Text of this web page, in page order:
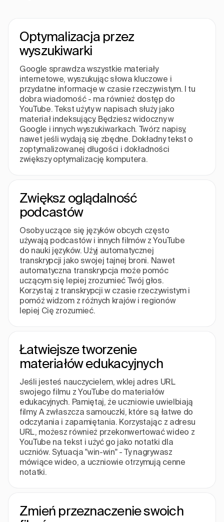
Optymalizacja przez
wyszukiwarki
Google sprawdza wszystkie materiały
internetowe, wyszukując słowa kluczowe i
przydatne informacje w czasie rzeczywistym. I tu
dobra wiadomość - ma również dostęp do
YouTube. Tekst użyty w napisach służy jako
materiał indeksujący. Będziesz widoczny w
Google i innych wyszukiwarkach. Twórz napisy,
nawet jeśli wydają się zbędne. Dokładny tekst o
zoptymalizowanej długości i dokładności
zwiększy optymalizację komputera.
Zwiększ oglądalność
podcastów
Osoby uczące się języków obcych często
używają podcastów i innych filmów z YouTube
do nauki języków. Użyj automatycznej
transkrypcji jako swojej tajnej broni. Nawet
automatyczna transkrypcja może pomóc
uczącym się lepiej zrozumieć Twój głos.
Korzystaj z transkrypcji w czasie rzeczywistym i
pomóż widzom z różnych krajów i regionów
lepiej Cię zrozumieć.
Łatwiejsze tworzenie
materiałów edukacyjnych
Jeśli jesteś nauczycielem, wklej adres URL
swojego filmu z YouTube do materiałów
edukacyjnych. Pamiętaj, że uczniowie uwielbiają
filmy. A zwłaszcza samouczki, które są łatwe do
odczytania i zapamiętania. Korzystając z adresu
URL, możesz również przekonwertować wideo z
YouTube na tekst i użyć go jako notatki dla
uczniów. Sytuacja "win-win" - Ty nagrywasz
mówiące wideo, a uczniowie otrzymują cenne
notatki.
Zmień przeznaczenie swoich